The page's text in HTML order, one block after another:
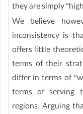
they are simply
We believe
inconsistency is
offers little
terms of their
differ in terms of
terms of serving
regions. Arguing